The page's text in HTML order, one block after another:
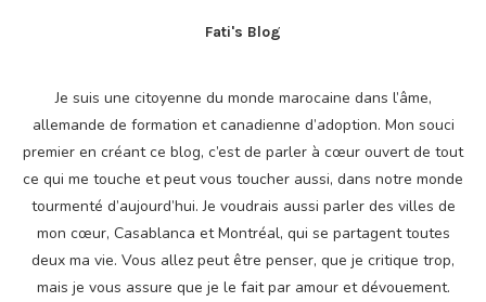
Fati's Blog
Je suis une citoyenne du monde marocaine dans l’âme,
allemande de formation et canadienne d’adoption. Mon souci
premier en créant ce blog, c’est de parler à cœur ouvert de tout
ce qui me touche et peut vous toucher aussi, dans notre monde
tourmenté d’aujourd’hui. Je voudrais aussi parler des villes de
mon cœur, Casablanca et Montréal, qui se partagent toutes
deux ma vie. Vous allez peut être penser, que je critique trop,
mais je vous assure que je le fait par amour et dévouement.